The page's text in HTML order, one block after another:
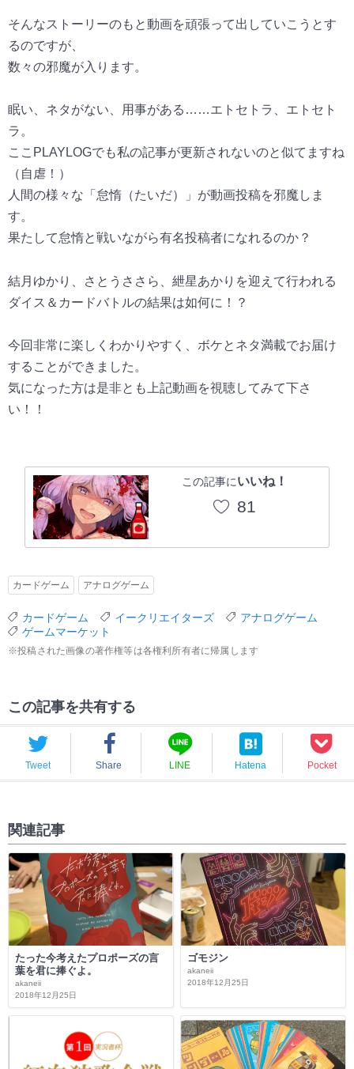
そんなストーリーのもと動画を頑張って出していこうとす
るのですが、
数々の邪魔が入ります。
眠い、ネタがない、用事がある……エトセトラ、エトセト
ラ。
ここPLAYLOGでも私の記事が更新されないのと似てますね
（自虐！）
人間の様々な「怠惰（たいだ）」が動画投稿を邪魔しま
す。
果たして怠惰と戦いながら有名投稿者になれるのか？
結月ゆかり、さとうささら、紲星あかりを迎えて行われる
ダイス＆カードバトルの結果は如何に！？
今回非常に楽しくわかりやすく、ボケとネタ満載でお届け
することができました。
気になった方は是非とも上記動画を視聴してみて下さ
い！！
この記事にいいね！
81
カードゲーム アナログゲーム
カードゲーム イークリエイターズ
アナログゲーム
ゲームマーケット
※投稿された画像の著作権等は各権利所有者に帰属します
この記事を共有する
Tweet Share LINE Hatena Pocket
関連記事
たった今考えたプロポーズの言
葉を君に捧ぐよ。
akaneii
2018年12月25日
ゴモジン
akaneii
2018年12月25日